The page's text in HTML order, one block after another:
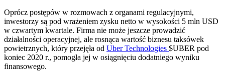
Oprócz postępów w rozmowach z organami regulacyjnymi,
inwestorzy są pod wrażeniem zysku netto w wysokości 5 mln USD
w czwartym kwartale. Firma nie może jeszcze prowadzić
działalności operacyjnej, ale rosnąca wartość biznesu taksówek
powietrznych, który przejęła od Uber Technologies $UBER pod
koniec 2020 r., pomogła jej w osiągnięciu dodatniego wyniku
finansowego.